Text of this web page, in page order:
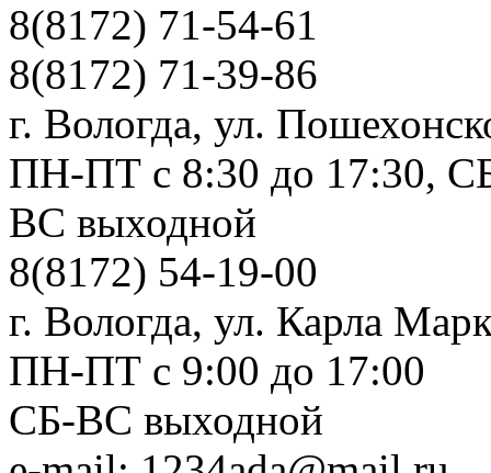
8(8172) 71-54-61
8(8172) 71-39-86
г. Вологда, ул.
ПН-ПТ c 8:30 до 17:30,
ВС выходной
8(8172) 54-19-00
г. Вологда, ул. Карла
ПН-ПТ c 9:00 до 17:00
СБ-ВС выходной